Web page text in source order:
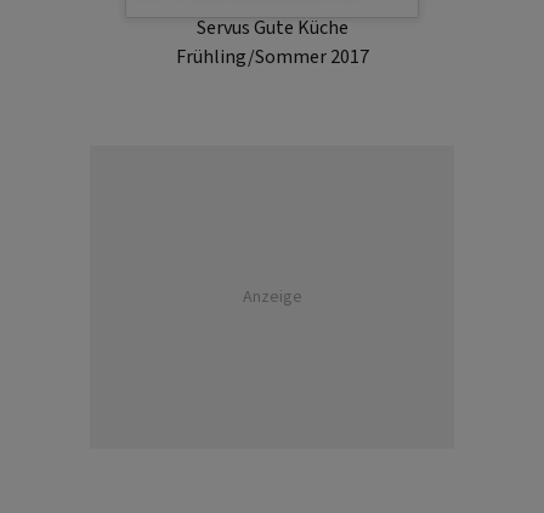
Servus Gute Küche
Frühling/Sommer 2017
Anzeige